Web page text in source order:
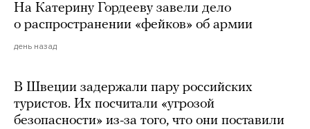
На Катерину Гордееву завели дело
о распространении «фейков» об армии
день назад
В Швеции задержали пару российских
туристов. Их посчитали «угрозой
безопасности» из-за того, что они поставили